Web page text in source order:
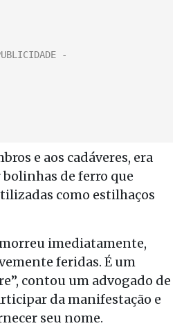
e aos cadáveres, era
de ferro que
como estilhaços
imediatamente,
feridas. É um
contou um advogado de
da manifestação e
seu nome.